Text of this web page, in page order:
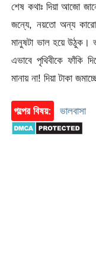
শেষ কথাঃ দিয়া আজো
জন্যে, নয়তো অন্য কারো
মানুষটা ভাল হয়ে উঠুক।
এভাবে পৃথিবীকে ফাঁকি
মানায় না! দিয়া টাকা
গল্পের বিষয়: ভালবাসা